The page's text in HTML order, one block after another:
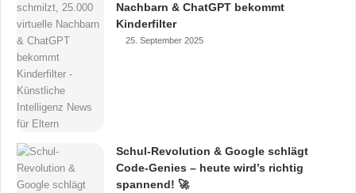
Nachbarn & ChatGPT bekommt
Kinderfilter
25. September 2025
Schul-Revolution & Google schlägt
Code-Genies – heute wird’s richtig
spannend! 🚀